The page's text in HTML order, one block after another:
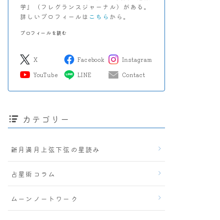
学』（フレグランスジャーナル）がある。
詳しいプロフィールは こちら から。
プロフィールを読む
X Facebook
Instagram
YouTube
LINE Contact
カテゴリー
新月満月上弦下弦の星読み
占星術コラム
ムーンノートワーク